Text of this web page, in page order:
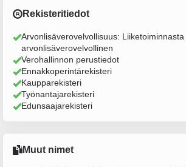
Rekisteritiedot
Arvonlisäverovelvollisuus: Liiketoiminnasta
arvonlisäverovelvollinen
Verohallinnon perustiedot
Ennakkoperintärekisteri
Kaupparekisteri
Työnantajarekisteri
Edunsaajarekisteri
Muut nimet